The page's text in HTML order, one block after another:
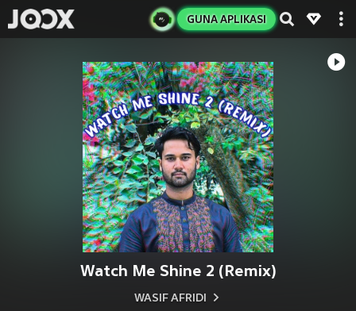
GUNA APLIKASI
Watch Me Shine 2 (Remix)
WASIF AFRIDI